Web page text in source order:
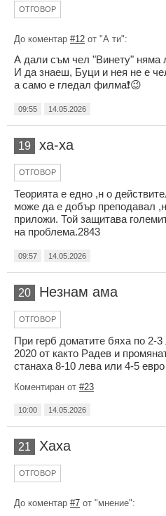
ОТГОВОР
До коментар #12 от "А ти":
А дали съм чел "Винету" няма
И да знаеш, Буци и нея не е
а само е гледал филма❗😉
09:55 14.05.2026
19 ха-ха
ОТГОВОР
Теорията е едно ,н о
може да е добър преподавал
приложи. Той защитава
на проблема.2843
09:57 14.05.2026
20 Незнам ама
ОТГОВОР
При герб доматите бяха по 2-
2020 от както Радев и
станаха 8-10 лева или 4-5
Коментиран от #23
10:00 14.05.2026
21 Хаха
ОТГОВОР
До коментар #7 от "мнение":